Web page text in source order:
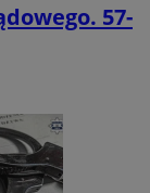
57-